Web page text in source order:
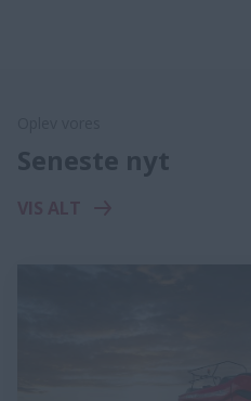
Seneste nyt